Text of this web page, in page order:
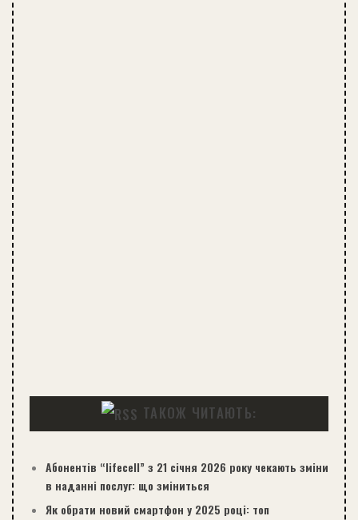
ТАКОЖ ЧИТАЮТЬ:
Абонентів “lifecell” з 21 січня 2026 року чекають зміни
в наданні послуг: що зміниться
Як обрати новий смартфон у 2025 році: топ